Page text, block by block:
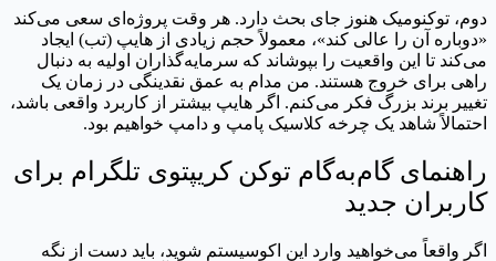
دوم، توکنومیک هنوز جای بحث دارد. هر وقت پروژه‌ای سعی می‌کند
«دوباره آن را عالی کند»، معمولاً حجم زیادی از هایپ (تب) ایجاد
می‌کند تا این واقعیت را بپوشاند که سرمایه‌گذاران اولیه به دنبال
راهی برای خروج هستند. من مدام به عمق نقدینگی در زمان یک
تغییر برند بزرگ فکر می‌کنم. اگر هایپ بیشتر از کاربرد واقعی باشد،
احتمالاً شاهد یک چرخه کلاسیک پامپ و دامپ خواهیم بود.
راهنمای گام‌به‌گام توکن کریپتوی تلگرام برای
کاربران جدید
اگر واقعاً می‌خواهید وارد این اکوسیستم شوید، باید دست از نگه